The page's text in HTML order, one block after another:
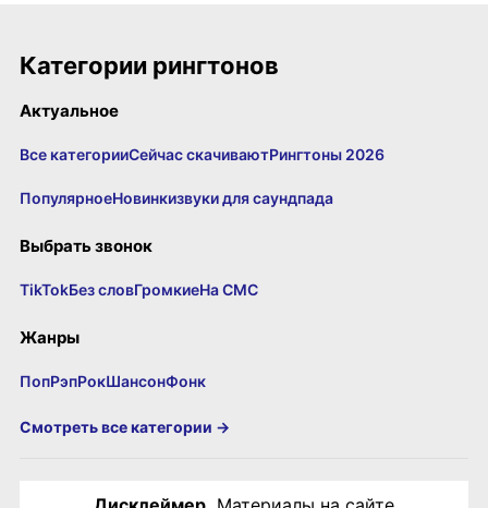
Категории рингтонов
Актуальное
Все категорииСейчас скачиваютРингтоны 2026
ПопулярноеНовинкизвуки для саундпада
Выбрать звонок
TikTokБез словГромкиеНа СМС
Жанры
ПопРэпРокШансонФонк
Смотреть все категории →